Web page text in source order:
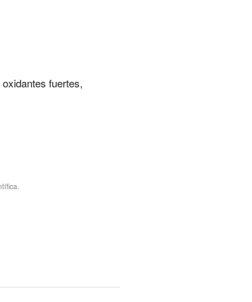
fuertes,